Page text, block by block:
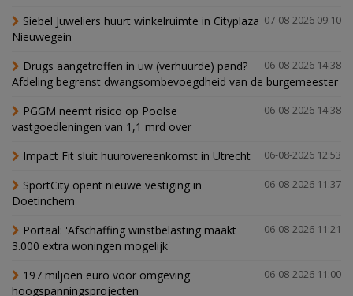
07-08-2026 09:10
Siebel Juweliers huurt winkelruimte in Cityplaza
Nieuwegein
06-08-2026 14:38
Drugs aangetroffen in uw (verhuurde) pand?
Afdeling begrenst dwangsombevoegdheid van de burgemeester
06-08-2026 14:38
PGGM neemt risico op Poolse
vastgoedleningen van 1,1 mrd over
06-08-2026 12:53
Impact Fit sluit huurovereenkomst in Utrecht
06-08-2026 11:37
SportCity opent nieuwe vestiging in
Doetinchem
06-08-2026 11:21
Portaal: 'Afschaffing winstbelasting maakt
3.000 extra woningen mogelijk'
06-08-2026 11:00
197 miljoen euro voor omgeving
hoogspanningsprojecten